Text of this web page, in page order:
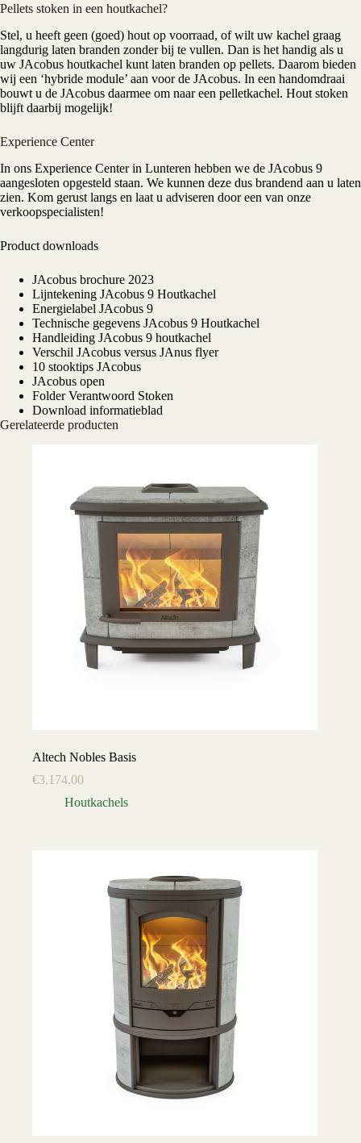
Pellets stoken in een houtkachel?
Stel, u heeft geen (goed) hout op voorraad, of wilt uw kachel graag
langdurig laten branden zonder bij te vullen. Dan is het handig als u
uw JAcobus houtkachel kunt laten branden op pellets. Daarom bieden
wij een ‘hybride module’ aan voor de JAcobus. In een handomdraai
bouwt u de JAcobus daarmee om naar een pelletkachel. Hout stoken
blijft daarbij mogelijk!
Experience Center
In ons Experience Centerin Lunteren hebben we de JAcobus 9
aangesloten opgesteld staan. We kunnen deze dus brandend aan u laten
zien. Kom gerust langs en laat u adviseren door een van onze
verkoopspecialisten!
Product downloads
JAcobus brochure 2023
Lijntekening JAcobus 9 Houtkachel
Energielabel JAcobus 9
Technische gegevens JAcobus 9 Houtkachel
Handleiding JAcobus 9 houtkachel
Verschil JAcobus versus JAnus flyer
10 stooktips JAcobus
JAcobus open
Folder Verantwoord Stoken
Download informatieblad
Gerelateerde producten
Altech Nobles Basis
€3.174,00
Houtkachels